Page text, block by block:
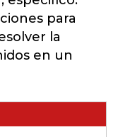
para
la
en un